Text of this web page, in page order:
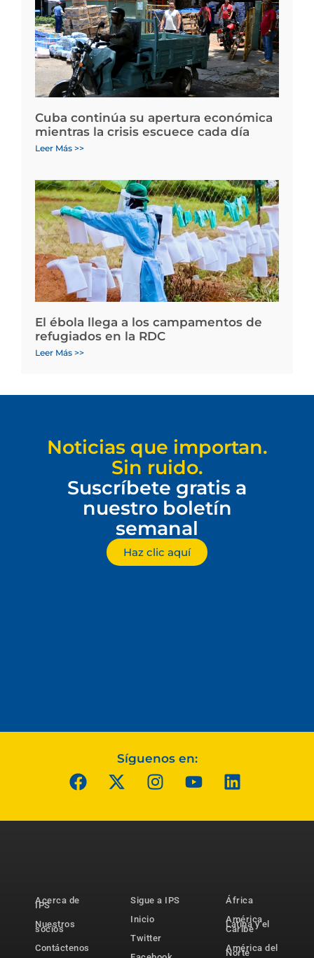
Cuba continúa su apertura económica
mientras la crisis escuece cada día
Leer Más >>
El ébola llega a los campamentos de
refugiados en la RDC
Leer Más >>
Noticias que importan.
Sin ruido.
Suscríbete gratis a
nuestro boletín
semanal
Haz clic aquí
Síguenos en:
Acerca de
IPS
Nuestros
socios
Contáctenos
Sigue a IPS
Inicio
Twitter
África
América
Latina y el
Caribe
América del
Norte